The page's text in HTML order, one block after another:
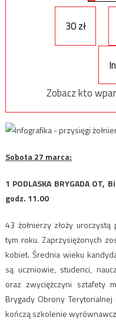
30 zł
Zobacz kto
Sobota 27 marca:
1 PODLASKA BRYGADA
godz. 11.00
43 żołnierzy złoży
tym roku. Zaprzysiężonych
kobiet. Średnia wieku
są uczniowie, studenci,
oraz zwyciężczyni sztafety
Brygady Obrony Terytorialnej
kończą szkolenie